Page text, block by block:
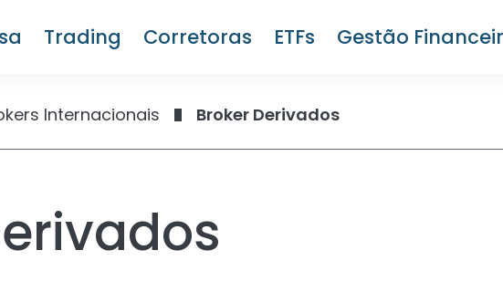
Trading Corretoras ETFs Gestão
Internacionais Broker Derivados